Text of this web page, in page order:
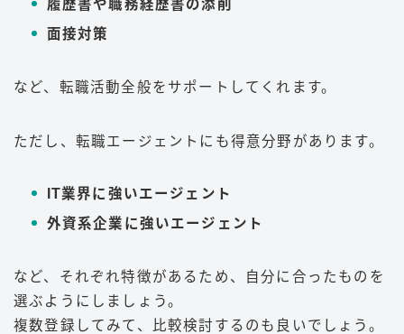
履歴書や職務経歴書の添削
面接対策
など、転職活動全般をサポートしてくれます。
ただし、転職エージェントにも得意分野があります。
IT業界に強いエージェント
外資系企業に強いエージェント
など、それぞれ特徴があるため、自分に合ったものを
選ぶようにしましょう。
複数登録してみて、比較検討するのも良いでしょう。